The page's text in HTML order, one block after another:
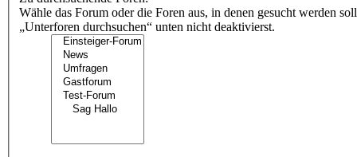
Wähle das Forum oder die Foren aus, in denen gesucht werden
„Unterforen durchsuchen“ unten nicht deaktivierst.